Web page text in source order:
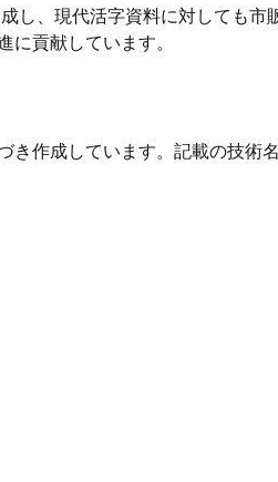
し、現代活字資料に対しても
貢献しています。
作成しています。記載の技術